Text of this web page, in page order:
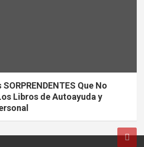
Que No
Libros de Autoayuda y